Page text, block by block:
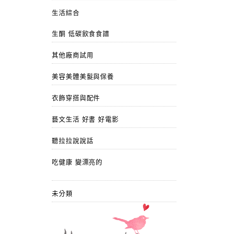
生活綜合
生酮 低碳飲食食譜
其他廠商試用
美容美體美髮與保養
衣飾穿搭與配件
藝文生活 好書 好電影
聽拉拉說說話
吃健康 變漂亮的
未分類